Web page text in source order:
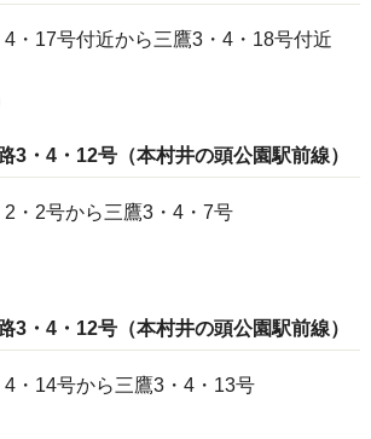
4・17号付近から三鷹3・4・18号付近
3・4・12号（本村井の頭公園駅前線）
2・2号から三鷹3・4・7号
3・4・12号（本村井の頭公園駅前線）
4・14号から三鷹3・4・13号